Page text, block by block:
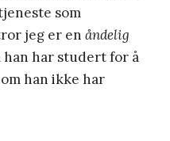
som
jeg er en åndelig
han har studert for å
han ikke har